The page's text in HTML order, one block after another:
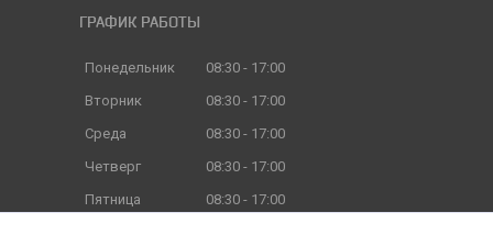
ГРАФИК РАБОТЫ
Понедельник 08:30
17:00
Вторник
08:30
17:00
Среда
08:30
17:00
Четверг
08:30
17:00
Пятница
08:30
17:00